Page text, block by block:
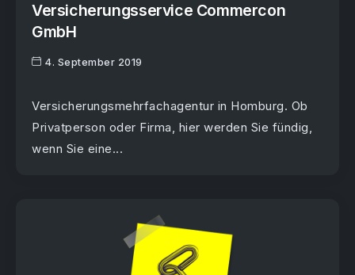
Versicherungsservice Commercon
GmbH
4. September 2019
Versicherungsmehrfachagentur in Homburg. Ob
Privatperson oder Firma, hier werden Sie fündig,
wenn Sie eine...